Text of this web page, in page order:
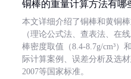
铜棒的重量计算方法有哪
本文详细介绍了铜棒和黄铜
（理论公式法、查表法、在
棒密度取值（8.4-8.7g/cm³）
际计算案例、误差分析及选
2007等国家标准。